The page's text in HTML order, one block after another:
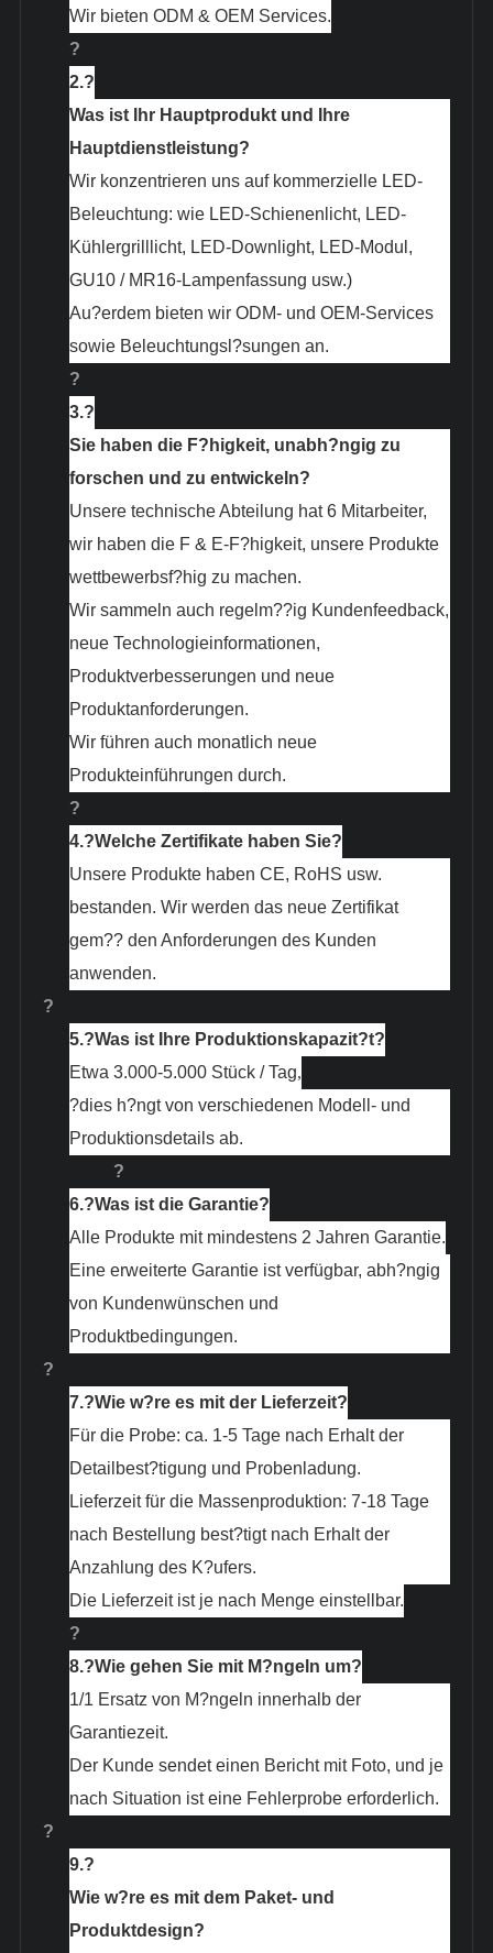
Wir bieten ODM & OEM Services.
?
2.?
Was ist Ihr Hauptprodukt und Ihre
Hauptdienstleistung?
Wir konzentrieren uns auf kommerzielle LED-
Beleuchtung: wie LED-Schienenlicht, LED-
Kühlergrilllicht, LED-Downlight, LED-Modul,
GU10 / MR16-Lampenfassung usw.)
Au?erdem bieten wir ODM- und OEM-Services
sowie Beleuchtungsl?sungen an.
?
3.?
Sie haben die F?higkeit, unabh?ngig zu
forschen und zu entwickeln?
Unsere technische Abteilung hat 6 Mitarbeiter,
wir haben die F & E-F?higkeit, unsere Produkte
wettbewerbsf?hig zu machen.
Wir sammeln auch regelm??ig Kundenfeedback,
neue Technologieinformationen,
Produktverbesserungen und neue
Produktanforderungen.
Wir führen auch monatlich neue
Produkteinführungen durch.
?
4.?Welche Zertifikate haben Sie?
Unsere Produkte haben CE, RoHS usw.
bestanden. Wir werden das neue Zertifikat
gem?? den Anforderungen des Kunden
anwenden.
?
5.?Was ist Ihre Produktionskapazit?t?
Etwa 3.000-5.000 Stück / Tag,
?dies h?ngt von verschiedenen Modell- und
Produktionsdetails ab.
?
6.?Was ist die Garantie?
Alle Produkte mit mindestens 2 Jahren Garantie.
Eine erweiterte Garantie ist verfügbar, abh?ngig
von Kundenwünschen und
Produktbedingungen.
?
7.?Wie w?re es mit der Lieferzeit?
Für die Probe: ca. 1-5 Tage nach Erhalt der
Detailbest?tigung und Probenladung.
Lieferzeit für die Massenproduktion: 7-18 Tage
nach Bestellung best?tigt nach Erhalt der
Anzahlung des K?ufers.
Die Lieferzeit ist je nach Menge einstellbar.
?
8.?Wie gehen Sie mit M?ngeln um?
1/1 Ersatz von M?ngeln innerhalb der
Garantiezeit.
Der Kunde sendet einen Bericht mit Foto, und je
nach Situation ist eine Fehlerprobe erforderlich.
?
9.?
Wie w?re es mit dem Paket- und
Produktdesign?